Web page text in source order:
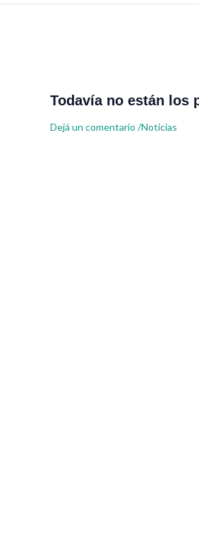
Todavía no están los
Dejá un comentario /Noticias